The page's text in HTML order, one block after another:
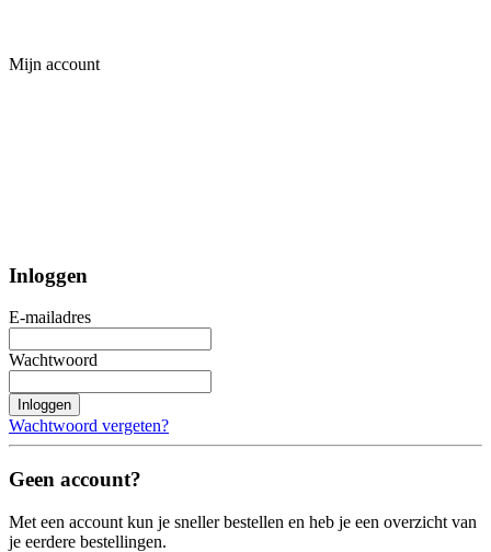
Mijn account
Inloggen
E-mailadres
Wachtwoord
Inloggen
Wachtwoord vergeten?
Geen account?
Met een account kun je sneller bestellen en heb je een overzicht van
je eerdere bestellingen.